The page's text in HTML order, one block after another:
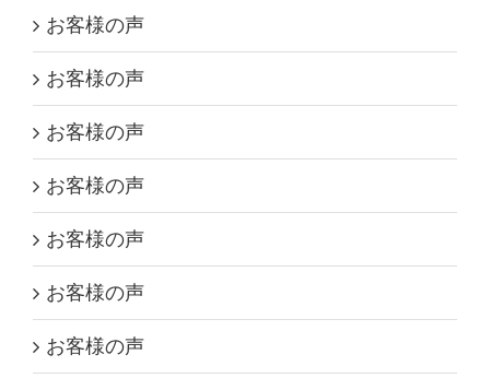
お客様の声
お客様の声
お客様の声
お客様の声
お客様の声
お客様の声
お客様の声